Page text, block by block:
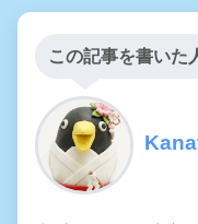
この記事を書いた